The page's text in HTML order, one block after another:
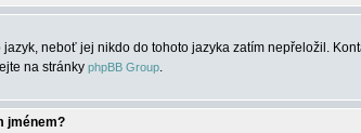
neboť jej nikdo do tohoto jazyka zatím nepřeložil.
na stránky phpBB Group.
jménem?